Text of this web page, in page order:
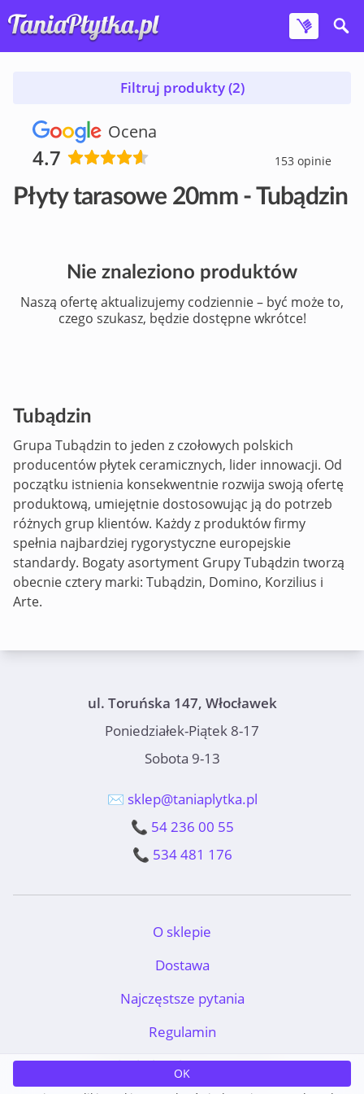
Filtruj produkty (2)
Ocena
4.7 153 opinie
Płyty tarasowe 20mm - Tubądzin
Nie znaleziono produktów
Naszą ofertę aktualizujemy codziennie – być może to,
czego szukasz, będzie dostępne wkrótce!
Tubądzin
Grupa Tubądzin to jeden z czołowych polskich
producentów płytek ceramicznych, lider innowacji. Od
początku istnienia konsekwentnie rozwija swoją ofertę
produktową, umiejętnie dostosowując ją do potrzeb
różnych grup klientów. Każdy z produktów firmy
spełnia najbardziej rygorystyczne europejskie
standardy. Bogaty asortyment Grupy Tubądzin tworzą
obecnie cztery marki: Tubądzin, Domino, Korzilius i
Arte.
ul. Toruńska 147, Włocławek
Poniedziałek-Piątek 8-17
Sobota 9-13
✉️ sklep@taniaplytka.pl
📞 54 236 00 55
📞 534 481 176
O sklepie
Dostawa
Najczęstsze pytania
Regulamin
TaniaPłytka.pl © 2011-2026
OK